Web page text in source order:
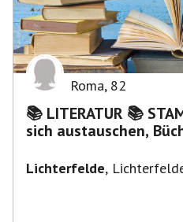
Roma, 82
📚 LITERATUR 📚 STAMMTISCH - BRUNCH -
sich austauschen,
Lichterfelde,